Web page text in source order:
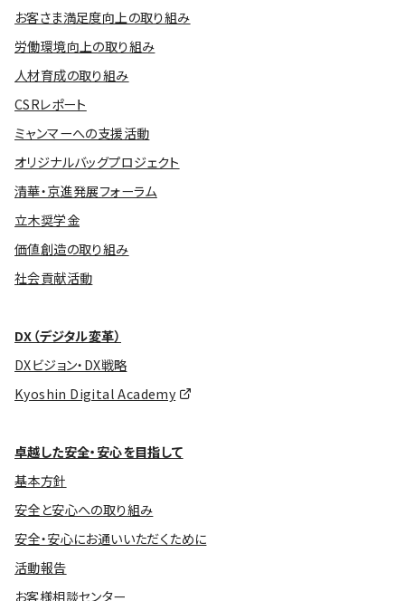
お客さま満足度向上の取り組み
労働環境向上の取り組み
人材育成の取り組み
CSRレポート
ミャンマーへの支援活動
オリジナルバッグプロジェクト
清華・京進発展フォーラム
立木奨学金
価値創造の取り組み
社会貢献活動
DX（デジタル変革）
DXビジョン・DX戦略
Kyoshin Digital Academy
卓越した安全・安心を目指して
基本方針
安全と安心への取り組み
安全・安心にお通いいただくために
活動報告
お客様相談センター